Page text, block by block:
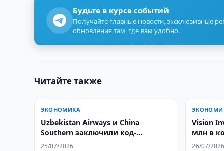
Будьте в курсе событий
Получайте главные новости, эксклюзивные
обновления там, где вам удобно.
Читайте также
ЭКОНОМИКА
Uzbekistan Airways и China
Southern заключили код-
шеринговое соглашение
25/07/2026
Vision Invest инвестирует $260
млн в
26/07/2026